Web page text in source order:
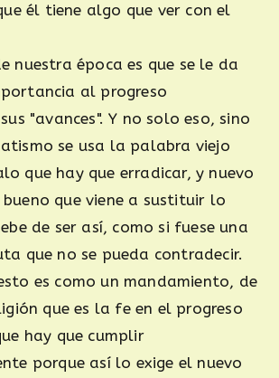
él tiene algo que ver con el
nuestra época es que se le da
al progreso
"avances". Y no solo eso, sino
se usa la palabra viejo
que hay que erradicar, y nuevo
que viene a sustituir lo
de ser así, como si fuese una
que no se pueda contradecir.
es como un mandamiento, de
que es la fe en el progreso
hay que cumplir
porque así lo exige el nuevo